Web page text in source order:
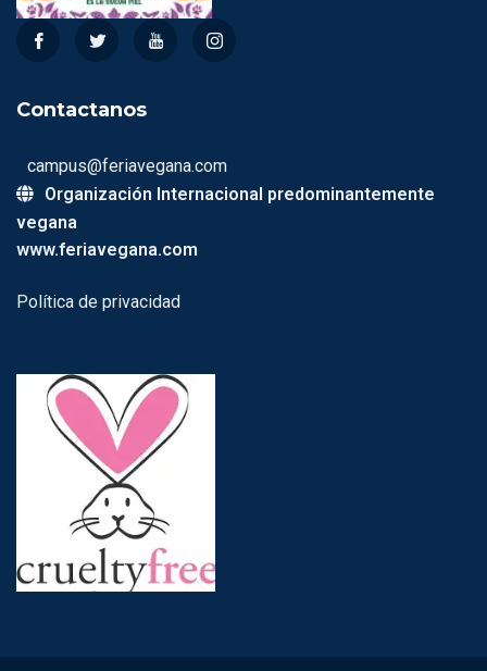
Contactanos
campus@feriavegana.com
Organización Internacional predominantemente
vegana
www.feriavegana.com
Política de privacidad